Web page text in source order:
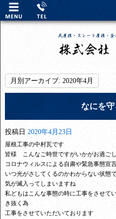
月別アーカイブ: 2020年4月
なにを守
投稿日 2020年4月23日
屋根工事の中村瓦です
皆様 こんなご時世ですがいかがお過ご
コロナウィルスによる自粛や緊急事態宣
いつ光がさしてくるのかわからない状態
気が滅入ってしまいますね
私どもはこんな事態の時に工事をさせて
き抜く為
工事をさせていただいております